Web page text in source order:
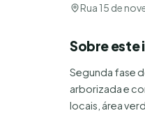
Rua 15 de
Sobre este
Segunda fase
arborizada e
locais, área